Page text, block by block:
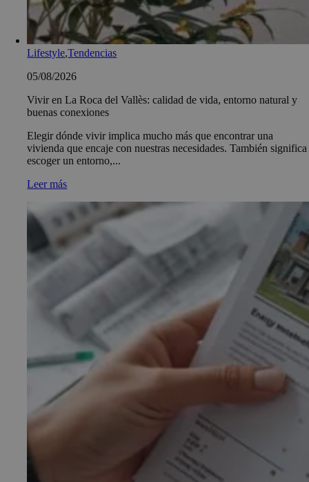
Lifestyle,Tendencias
05/08/2026
Vivir en La Roca del Vallès: calidad de vida, entorno natural y
buenas conexiones
Elegir dónde vivir implica mucho más que encontrar una
vivienda que encaje con nuestras necesidades. También significa
escoger un entorno,...
Leer más